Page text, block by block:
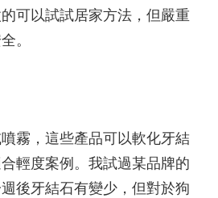
可以試試居家方法，但嚴重
。
霧，這些產品可以軟化牙結
輕度案例。我試過某品牌的
後牙結石有變少，但對於狗